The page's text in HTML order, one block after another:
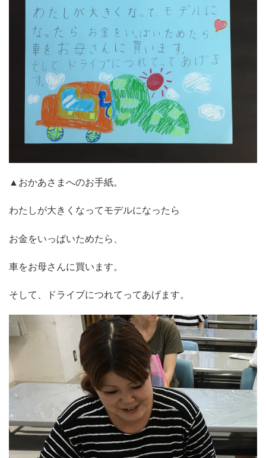
▲おかあさまへのお手紙。
わたしが大きくなってモデルになったら
お金をいっぱいためたら、
車をお母さんに買います。
そして、ドライブにつれてってあげます。